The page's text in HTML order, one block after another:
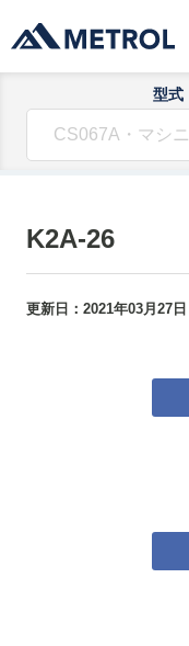
型式
K2A-26
更新日： 2021年03月27日